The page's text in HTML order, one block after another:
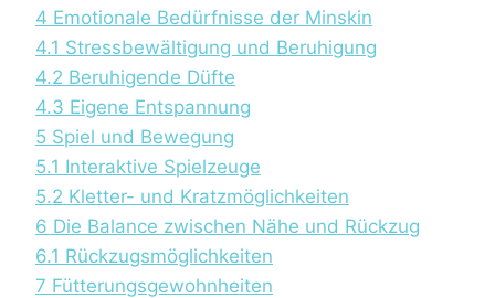
4 Emotionale Bedürfnisse der Minskin
4.1 Stressbewältigung und Beruhigung
4.2 Beruhigende Düfte
4.3 Eigene Entspannung
5 Spiel und Bewegung
5.1 Interaktive Spielzeuge
5.2 Kletter- und Kratzmöglichkeiten
6 Die Balance zwischen Nähe und Rückzug
6.1 Rückzugsmöglichkeiten
7 Fütterungsgewohnheiten